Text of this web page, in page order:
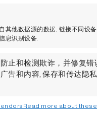
其他数据源的数据, 链接不同设备
息识别设备.
止和检测欺诈，并修复错
告和内容, 保存和传达隐
Read more about